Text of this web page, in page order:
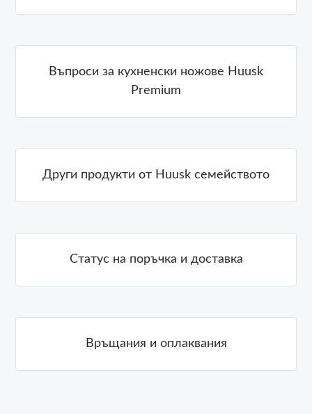
Въпроси за кухненски ножове Huusk
Premium
Други продукти от Huusk семейството
Статус на поръчка и доставка
Връщания и оплаквания